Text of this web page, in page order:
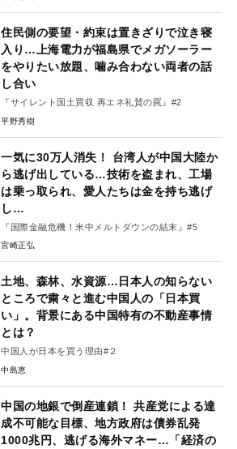
住民側の要望・約束は置きざりで泣き寝
入り…上海電力が福島県でメガソーラー
をやりたい放題、噛み合わない両者の話
し合い
『サイレント国土買収 再エネ礼賛の罠』#2
平野秀樹
一気に30万人消失！ 台湾人が中国大陸か
ら逃げ出している…技術を盗まれ、工場
は乗っ取られ、愛人たちは金を持ち逃げ
し…
『国際金融危機！米中メルトダウンの結末』#5
宮崎正弘
土地、森林、水資源…日本人の知らない
ところで粛々と進む中国人の「日本買
い」。背景にある中国特有の不動産事情
とは？
中国人が日本を買う理由#２
中島恵
中国の地銀で倒産連鎖！ 共産党による達
成不可能な目標、地方政府は債券乱発
1000兆円、逃げる海外マネー…「経済の